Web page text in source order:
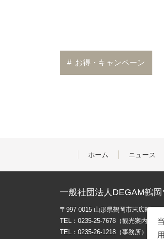
# お得・キャンペーン
ホーム ニュース
一般社団法人DEGAM鶴
〒997-0015 山形県鶴岡市末広町３-
TEL：0235-25-7678（観光案内）
TEL：0235-26-1218（事務所）